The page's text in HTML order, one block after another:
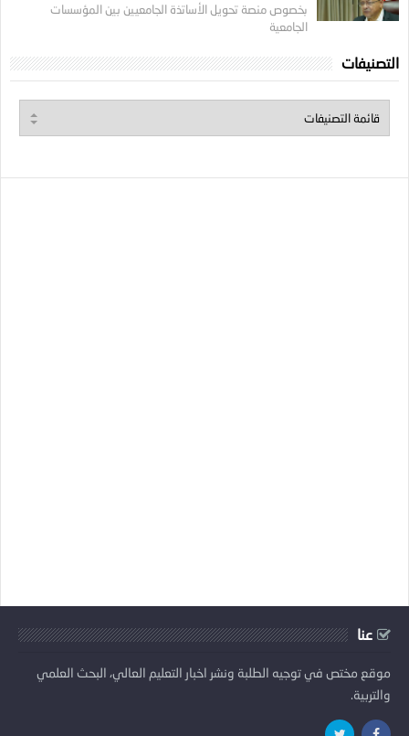
بخصوص منصة تحويل الأساتذة الجامعيين بين المؤسسات
الجامعية
التصنيفات
عنا
موقع مختص في توجيه الطلبة ونشر اخبار التعليم العالي، البحث العلمي
والتربية.